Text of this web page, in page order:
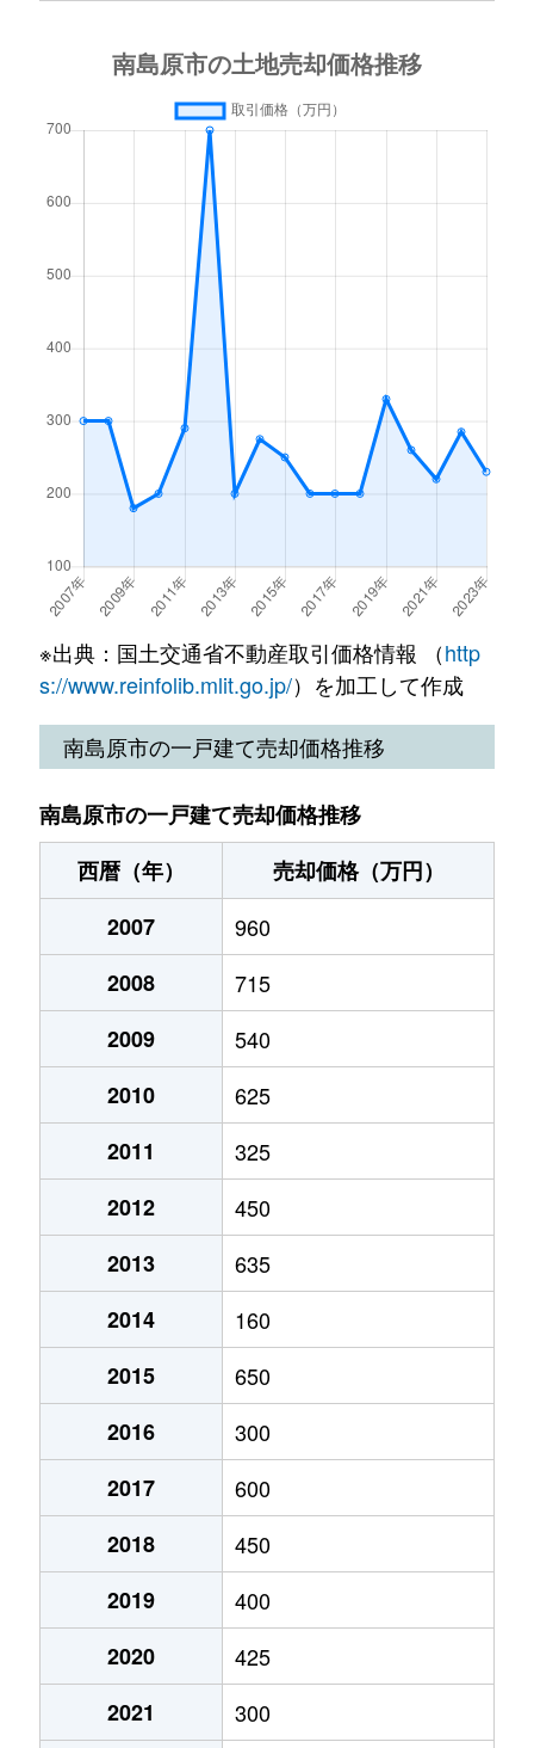
※出典：国土交通省不動産取引価格情報 （http
s://www.reinfolib.mlit.go.jp/）を加工して作成
南島原市の一戸建て売却価格推移
南島原市の一戸建て売却価格推移
西暦（年）
売却価格（万円）
2007
960
2008
715
2009
540
2010
625
2011
325
2012
450
2013
635
2014
160
2015
650
2016
300
2017
600
2018
450
2019
400
2020
425
2021
300